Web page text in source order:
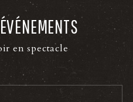
en spectacle